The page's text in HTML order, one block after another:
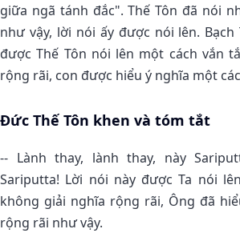
giữa ngã tánh đắc". Thế Tôn đã nói
như vậy, lời nói ấy được nói lên. Bạch
được Thế Tôn nói lên một cách vắn
rộng rãi, con được hiểu ý nghĩa một
Ðức Thế Tôn khen và tóm tắt
-- Lành thay, lành thay, này
Sariputta! Lời nói này được Ta nói
không giải nghĩa rộng rãi, Ông đã
rộng rãi như vậy.